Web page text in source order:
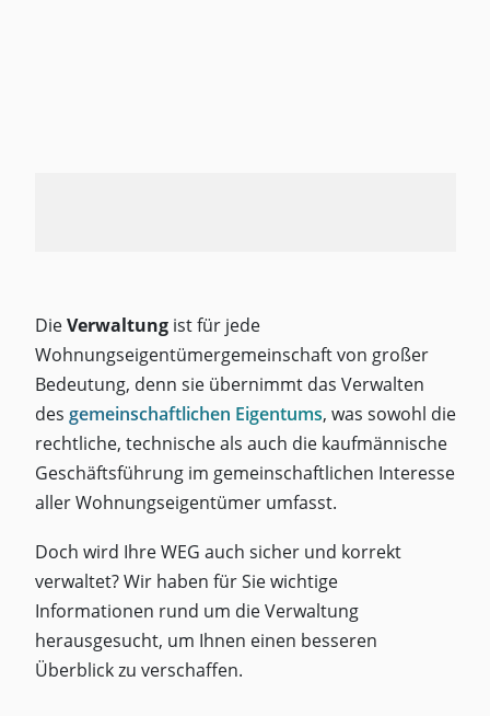
DieVerwaltungist für jede
Wohnungseigentümergemeinschaft von großer
Bedeutung, denn sie übernimmt das Verwalten
des gemeinschaftlichen Eigentums, was sowohl die
rechtliche, technische als auch die kaufmännische
Geschäftsführung im gemeinschaftlichen Interesse
aller Wohnungseigentümer umfasst.
Doch wird Ihre WEG auch sicher und korrekt
verwaltet? Wir haben für Sie wichtige
Informationen rund um die Verwaltung
herausgesucht, um Ihnen einen besseren
Überblick zu verschaffen.